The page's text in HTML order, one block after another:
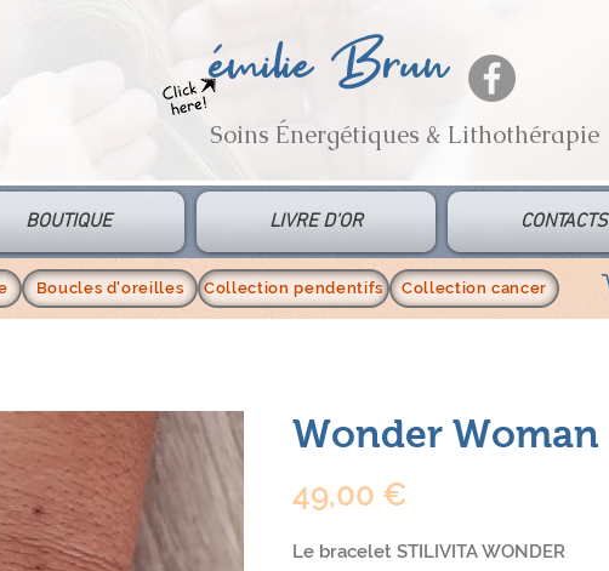
émilie Brun
Soins Énergétiques & Lithothérapie
BOUTIQUE LIVRE D'OR CONTACTS
Boucles d'oreilles Collection pendentifs Collection cancer
Wonder Woman
49,00 €
Le bracelet STILIVITA WONDER